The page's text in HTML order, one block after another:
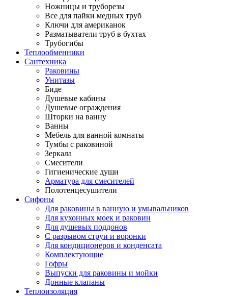
Ножницы и труборезы
Все для пайки медных труб
Ключи для американок
Разматыватели труб в бухтах
Трубогибы
Теплообменники
Сантехника
Раковины
Унитазы
Биде
Душевые кабины
Душевые ограждения
Шторки на ванну
Ванны
Мебель для ванной комнаты
Тумбы с раковиной
Зеркала
Смесители
Гигиенические души
Арматура для смесителей
Полотенцесушители
Сифоны
Для раковины в ванную и умывальников
Для кухонных моек и раковин
Для душевых поддонов
С разрывом струи и воронки
Для кондиционеров и конденсата
Комплектующие
Гофры
Выпуски для раковины и мойки
Донные клапаны
Теплоизоляция